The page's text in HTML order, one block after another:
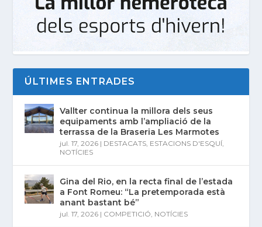
ÚLTIMES ENTRADES
Vallter continua la millora dels seus
equipaments amb l’ampliació de la
terrassa de la Braseria Les Marmotes
jul. 17, 2026 | DESTACATS ESTACIONS D'ESQUÍ
NOTÍCIES
Gina del Rio, en la recta final de l’estada
a Font Romeu: “La pretemporada està
anant bastant bé”
jul. 17, 2026 | COMPETICIÓ NOTÍCIES